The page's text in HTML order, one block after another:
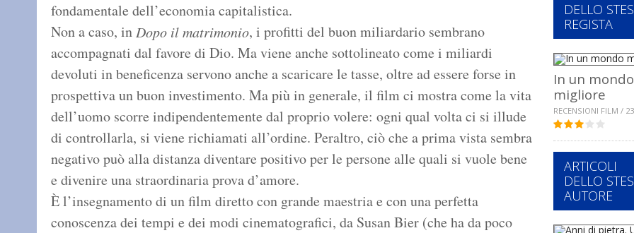
fondamentale dell’economia capitalistica.
Non a caso, inDopo il matrimonio, i profitti del buon miliardario sembrano
accompagnati dal favore di Dio. Ma viene anche sottolineato come i miliardi
devoluti in beneficenza servono anche a scaricare le tasse, oltre ad essere forse in
prospettiva un buon investimento. Ma più in generale, il film ci mostra come la vita
dell’uomo scorre indipendentemente dal proprio volere: ogni qual volta ci si illude
di controllarla, si viene richiamati all’ordine. Peraltro, ciò che a prima vista sembra
negativo può alla distanza diventare positivo per le persone alle quali si vuole bene
e divenire una straordinaria prova d’amore.
È l’insegnamento di un film diretto con grande maestria e con una perfetta
conoscenza dei tempi e dei modi cinematografici, da Susan Bier (che ha da poco
DELLO
REGISTA
In un mondo
migliore
RECENSIONI FILM /
ARTICOLI
DELLO
AUTORE